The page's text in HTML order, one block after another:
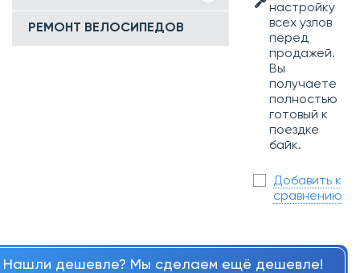
РЕМОНТ ВЕЛОСИПЕДОВ
настройку
всех узлов
перед
продажей.
Вы
получаете
полностью
готовый к
поездке
байк.
Добавить к
сравнению
Нашли дешевле? Мы сделаем ещё дешевле!